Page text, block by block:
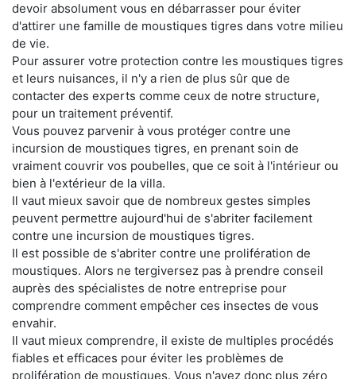
devoir absolument vous en débarrasser pour éviter
d'attirer une famille de moustiques tigres dans votre milieu
de vie.
Pour assurer votre protection contre les moustiques tigres
et leurs nuisances, il n'y a rien de plus sûr que de
contacter des experts comme ceux de notre structure,
pour un traitement préventif.
Vous pouvez parvenir à vous protéger contre une
incursion de moustiques tigres, en prenant soin de
vraiment couvrir vos poubelles, que ce soit à l'intérieur ou
bien à l'extérieur de la villa.
Il vaut mieux savoir que de nombreux gestes simples
peuvent permettre aujourd'hui de s'abriter facilement
contre une incursion de moustiques tigres.
Il est possible de s'abriter contre une prolifération de
moustiques. Alors ne tergiversez pas à prendre conseil
auprès des spécialistes de notre entreprise pour
comprendre comment empêcher ces insectes de vous
envahir.
Il vaut mieux comprendre, il existe de multiples procédés
fiables et efficaces pour éviter les problèmes de
prolifération de moustiques. Vous n'avez donc plus zéro